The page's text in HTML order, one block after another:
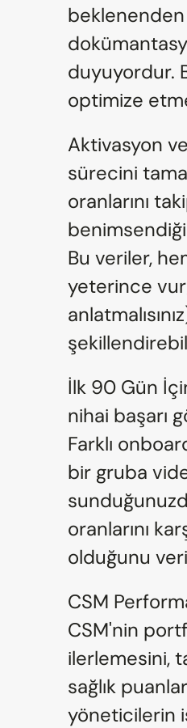
beklenenden
duyuyordur.
optimize
Aktivasyon
sürecini
oranlarını
Bu veriler,
yeterince
İlk 90 Gün
nihai başarı
Farklı
bir gruba
oranlarını
olduğunu
CSM
CSM'nin
ilerlemesini,
sağlık
yöneticilerin